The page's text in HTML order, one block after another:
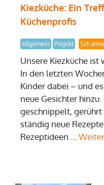
Kiezküche: Ein
Küchenprofis
Allgemein Projekt
Unsere Kiezküche
In den letzten
Kinder dabei – und
neue Gesichter
geschnippelt,
ständig neue
Rezeptideen …